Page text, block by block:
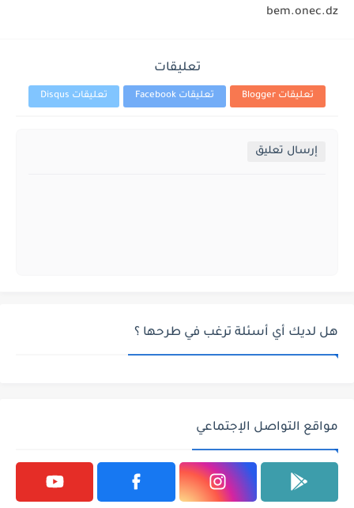
bem.onec.dz
تعليقات
تعليقات Blogger تعليقات Facebook تعليقات Disqus
إرسال تعليق
هل لديك أي أسئلة ترغب في طرحها ؟
مواقع التواصل الإجتماعي